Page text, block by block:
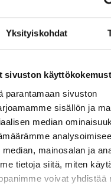
Yksityiskohdat
sivuston
parantamaan sivuston
sisällön ja
median
mainosalan ja
tietoja siitä, miten
voivat yhdistää
Huolto
Varaa huolto
Vauriokorjaus
Tuulilasipalvelu
Muut